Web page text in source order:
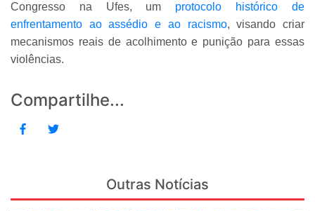
Congresso na Ufes, um protocolo histórico de
enfrentamento ao assédio e ao racismo, visando criar
mecanismos reais de acolhimento e punição para essas
violências.
Compartilhe...
Outras Notícias